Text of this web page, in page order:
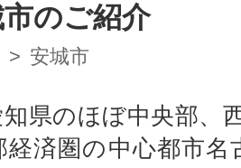
のご紹介
安城市
県のほぼ中央部、
経済圏の中心都市名